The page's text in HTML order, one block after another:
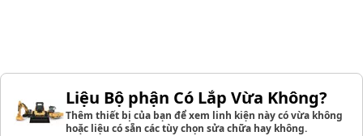
Liệu Bộ phận Có Lắp Vừa Không?
Thêm thiết bị của bạn để xem linh kiện này có vừa không
hoặc liệu có sẵn các tùy chọn sửa chữa hay không.